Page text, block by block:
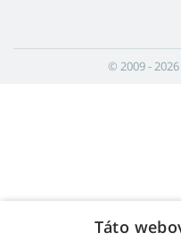
© 2009 -
Táto